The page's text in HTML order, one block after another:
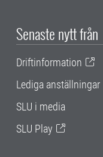
Senaste nytt från
Driftinformation
Lediga anställningar
SLU i media
SLU Play